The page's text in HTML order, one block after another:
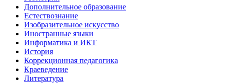
Дополнительное образование
Естествознание
Изобразительное искусство
Иностранные языки
Информатика и ИКТ
История
Коррекционная педагогика
Краеведение
Литература